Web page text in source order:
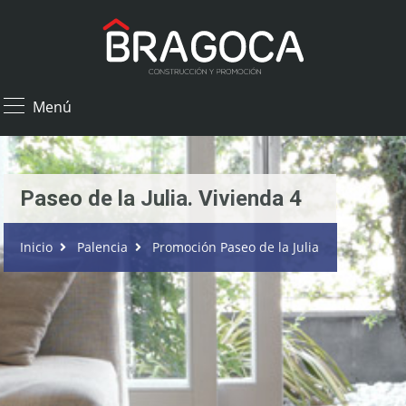
Menú
Paseo de la Julia. Vivienda 4
Inicio Palencia Promoción Paseo de la Julia